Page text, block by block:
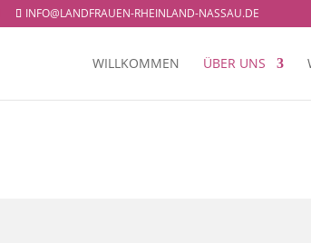
INFO@LANDFRAUEN-RHEINLAND-NASSAU.DE
WILLKOMMEN ÜBER UNS